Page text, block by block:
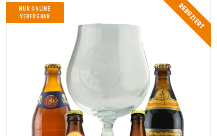
Reduziert
NUR ONLINE
VERFÜGBAR